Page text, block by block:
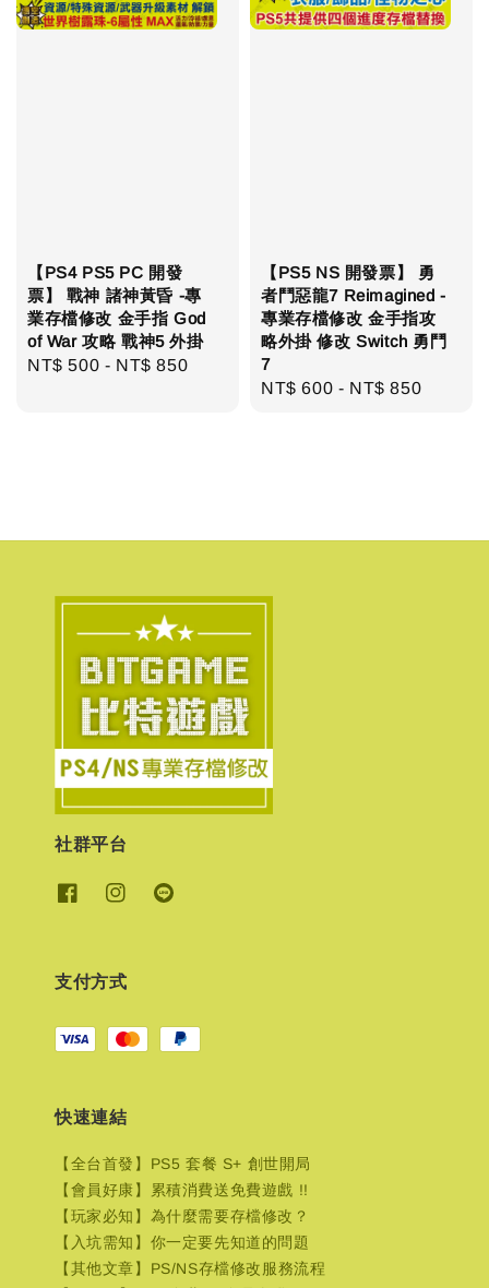
【PS4 PS5 PC 開發
票】 戰神 諸神黃昏 -專
業存檔修改 金手指 God
of War 攻略 戰神5 外掛
Regular
NT$ 500 - NT$ 850
【PS5 NS 開發票】 勇
者鬥惡龍7 Reimagined -
專業存檔修改 金手指攻
略外掛 修改 Switch 勇鬥
7
Regular
NT$ 600 - NT$ 850
社群平台
支付方式
快速連結
【全台首發】PS5 套餐 S+ 創世開局
【會員好康】累積消費送免費遊戲 !!
【玩家必知】為什麼需要存檔修改？
【入坑需知】你一定要先知道的問題
【其他文章】PS/NS存檔修改服務流程